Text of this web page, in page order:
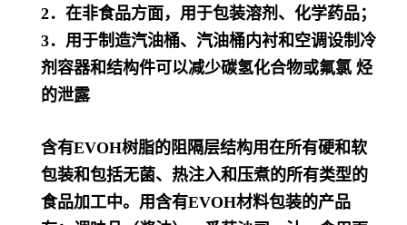
2．在非食品方面，用于包装溶剂、化学药品；
3．用于制造汽油桶、汽油桶内衬和空调设制冷
剂容器和结构件可以减少碳氢化合物或氟氯 烃
的泄露
含有EVOH树脂的阻隔层结构用在所有硬和软
包装和包括无菌、热注入和压煮的所有类型的
食品加工中。用含有EVOH材料包装的产品